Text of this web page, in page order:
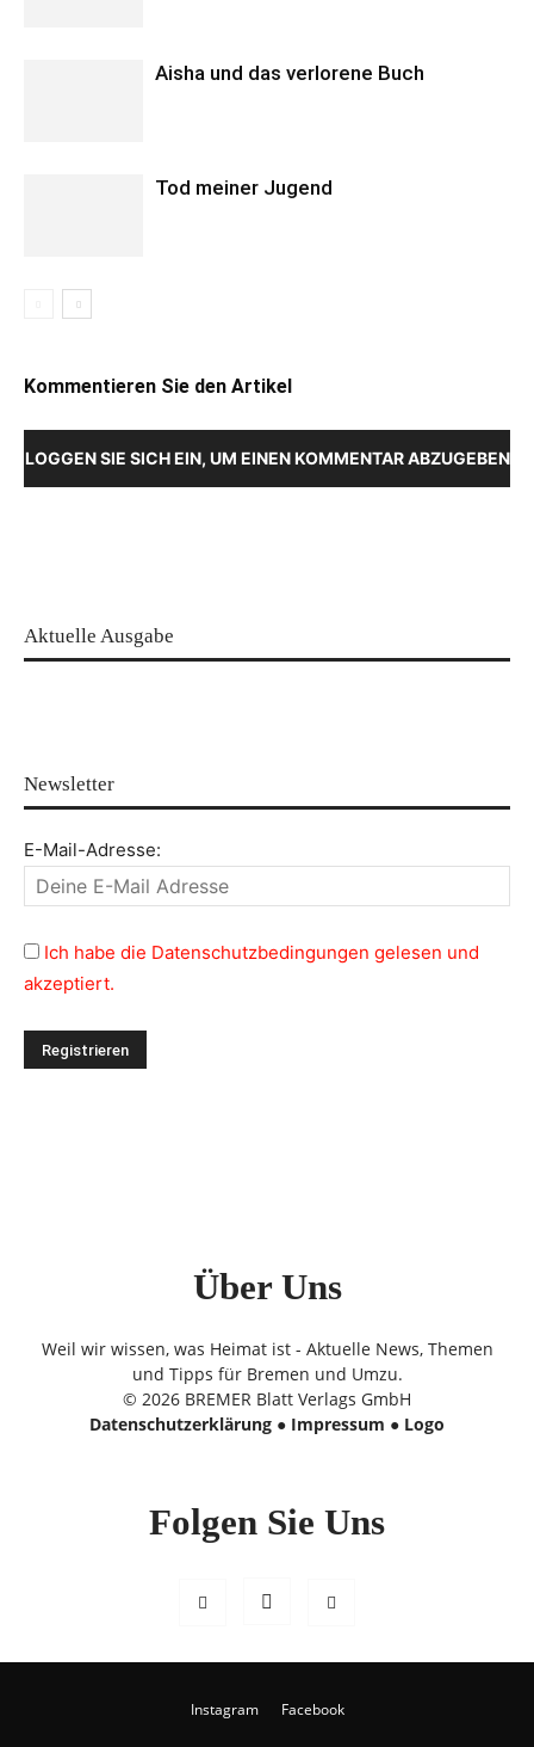
Aisha und das verlorene Buch
Tod meiner Jugend
Kommentieren Sie den Artikel
LOGGEN SIE SICH EIN, UM EINEN KOMMENTAR ABZUGEBEN
Aktuelle Ausgabe
Newsletter
E-Mail-Adresse:
Ich habe die Datenschutzbedingungen gelesen und
akzeptiert.
Über Uns
Weil wir wissen, was Heimat ist - Aktuelle News, Themen
und Tipps für Bremen und Umzu.
© 2026 BREMER Blatt Verlags GmbH
Datenschutzerklärung ● Impressum ● Logo
Folgen Sie Uns
Instagram Facebook